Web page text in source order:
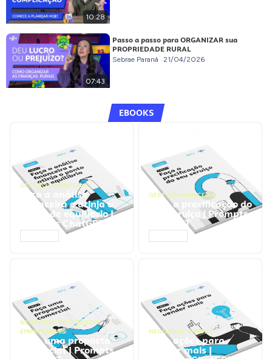
10:28
07:43
Passo a passo para ORGANIZAR sua
PROPRIEDADE RURAL
Sebrae Paraná 21/04/2026
EBOOKS
GESTÃO FINANCEIRA
Faça a análise
financeira e atinja o
ponto de equilíbrio |
Prompts ChatGPT
GESTÃO FINANCEIRA
Faça a precificação do
seu serviço | Prompts
ChatGPT
NEGÓCIOS, PROCESSOS
EMPRESARIAIS
Faça uma proposta
comercial | Prompts
NEGÓCIOS, VENDAS
Faça ações para
vender mais |